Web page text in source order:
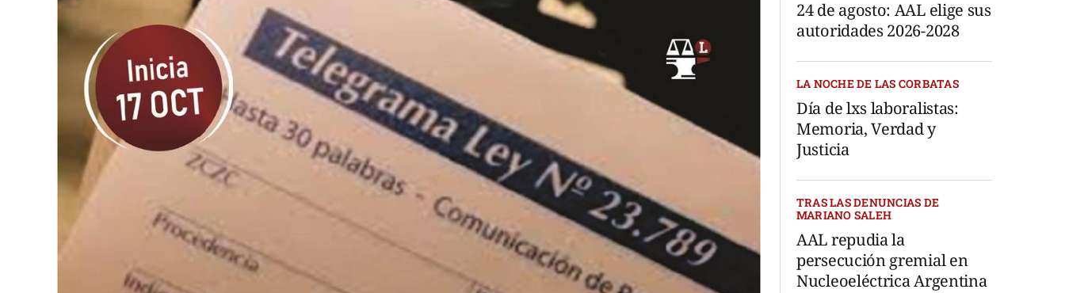
24 de agosto: AAL elige sus
autoridades 2026-2028
LA NOCHE DE LAS CORBATAS
Día de lxs laboralistas:
Memoria, Verdad y
Justicia
TRAS LAS DENUNCIAS DE
MARIANO SALEH
AAL repudia la
persecución gremial en
Nucleoeléctrica Argentina